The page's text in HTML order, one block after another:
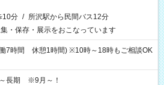
10分 / 所沢駅から民間バス12分
・保存・展示をおこなっています
7時間 休憩1時間) ※10時～18時もご相談OK
長期 ※9月～！